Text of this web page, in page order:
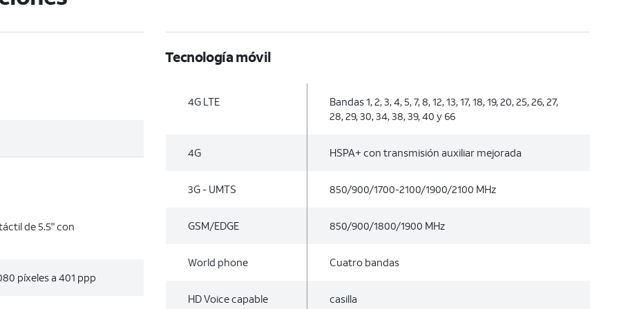
de 5.5" con
píxeles a 401 ppp
Tecnología móvil
4G LTE
Bandas 1, 2, 3, 4, 5, 7, 8, 12, 13, 17, 18, 19, 20, 25, 26, 27,
28, 29, 30, 34, 38, 39, 40 y 66
4G HSPA+ con transmisión auxiliar mejorada
3G - UMTS 850/900/1700-2100/1900/2100 MHz
GSM/EDGE 850/900/1800/1900 MHz
World phone Cuatro bandas
HD Voice capable casilla